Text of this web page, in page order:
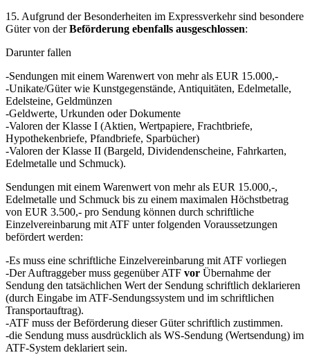
15. Aufgrund der Besonderheiten im Expressverkehr sind besondere
Güter von derBeförderung ebenfalls ausgeschlossen:
Darunter fallen
-Sendungen mit einem Warenwert von mehr als EUR 15.000,-
-Unikate/Güter wie Kunstgegenstände, Antiquitäten, Edelmetalle,
Edelsteine, Geldmünzen
-Geldwerte, Urkunden oder Dokumente
-Valoren der Klasse I (Aktien, Wertpapiere, Frachtbriefe,
Hypothekenbriefe, Pfandbriefe, Sparbücher)
-Valoren der Klasse II (Bargeld, Dividendenscheine, Fahrkarten,
Edelmetalle und Schmuck).
Sendungen mit einem Warenwert von mehr als EUR 15.000,-,
Edelmetalle und Schmuck bis zu einem maximalen Höchstbetrag
von EUR 3.500,- pro Sendung können durch schriftliche
Einzelvereinbarung mit ATF unter folgenden Voraussetzungen
befördert werden:
-Es muss eine schriftliche Einzelvereinbarung mit ATF vorliegen
-Der Auftraggeber muss gegenüber ATF vor Übernahme der
Sendung den tatsächlichen Wert der Sendung schriftlich deklarieren
(durch Eingabe im ATF-Sendungssystem und im schriftlichen
Transportauftrag).
-ATF muss der Beförderung dieser Güter schriftlich zustimmen.
-die Sendung muss ausdrücklich als WS-Sendung (Wertsendung) im
ATF-System deklariert sein.